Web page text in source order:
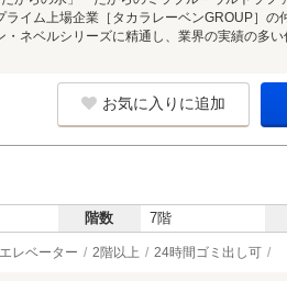
イム上場企業［タカラレーベンGROUP］の
ネベルシリーズに精通し、業界の実績の多
お気に入りに追加
階数 7階
エレベーター 2階以上 24時間ゴミ出し可